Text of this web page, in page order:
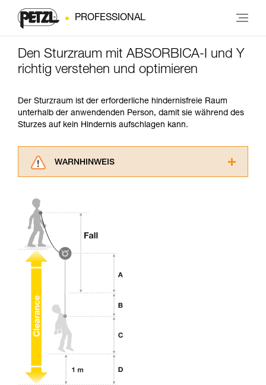
PROFESSIONAL
Den Sturzraum mit ABSORBICA-I und Y
richtig verstehen und optimieren
Der Sturzraum ist der erforderliche hindernisfreie Raum
unterhalb der anwendenden Person, damit sie während des
Sturzes auf kein Hindernis aufschlagen kann.
WARNHINWEIS
verstehen zu können, müssen Sie zuerst die in
Informationen richtig verstanden haben.
entsprechende Ausbildung und ein spezielles
Training voraus. Prüfen Sie zusammen mit
einem Profi, ob Sie in der Lage sind, den
Vorgang alleine sicher zu wiederholen, bevor
Sie ihn eigenständig durchführen.
Wir geben Beispiele für die mit Ihrer Aktivität
verbundenen Techniken. Möglicherweise gibt es
beschrieben werden.